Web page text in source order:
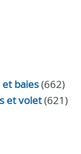
baies(662)
et volet(621)